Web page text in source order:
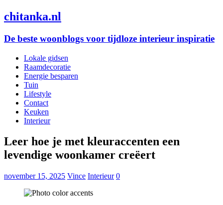
chitanka.nl
De beste woonblogs voor tijdloze interieur inspiratie
Lokale gidsen
Raamdecoratie
Energie besparen
Tuin
Lifestyle
Contact
Keuken
Interieur
Leer hoe je met kleuraccenten een
levendige woonkamer creëert
november 15, 2025 Vince Interieur 0